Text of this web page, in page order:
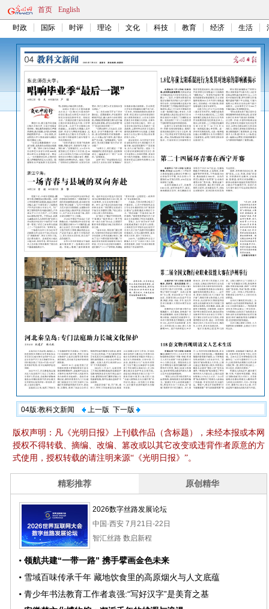
首页 English
时政 国际 时评 理论 文化 科技 教育 经济 生活
04版:教科文新闻 上一版 下一版
版权声明：凡《光明日报》上刊载作品（含标题），未经本报或本网
授权不得转载、摘编、改编、篡改或以其它改变或违背作者原意的方
式使用，授权转载的请注明来源“《光明日报》”。